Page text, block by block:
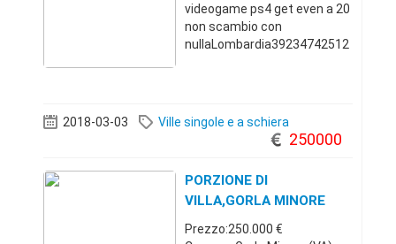
videogame ps4 get even a 20
non scambio con
nullaLombardia39234742512
2018-03-03 Ville singole e a schiera
250000
PORZIONE DI
VILLA,GORLA MINORE
Prezzo:250.000 €